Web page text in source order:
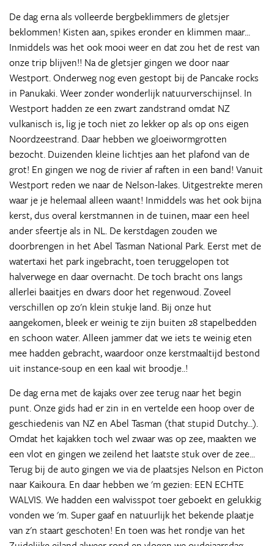
De dag erna als volleerde bergbeklimmers de gletsjer
beklommen! Kisten aan, spikes eronder en klimmen maar...
Inmiddels was het ook mooi weer en dat zou het de rest van
onze trip blijven!! Na de gletsjer gingen we door naar
Westport. Onderweg nog even gestopt bij de Pancake rocks
in Panukaki. Weer zonder wonderlijk natuurverschijnsel. In
Westport hadden ze een zwart zandstrand omdat NZ
vulkanisch is, lig je toch niet zo lekker op als op ons eigen
Noordzeestrand. Daar hebben we gloeiwormgrotten
bezocht. Duizenden kleine lichtjes aan het plafond van de
grot! En gingen we nog de rivier af raften in een band! Vanuit
Westport reden we naar de Nelson-lakes. Uitgestrekte meren
waar je je helemaal alleen waant! Inmiddels was het ook bijna
kerst, dus overal kerstmannen in de tuinen, maar een heel
ander sfeertje als in NL. De kerstdagen zouden we
doorbrengen in het Abel Tasman National Park. Eerst met de
watertaxi het park ingebracht, toen teruggelopen tot
halverwege en daar overnacht. De toch bracht ons langs
allerlei baaitjes en dwars door het regenwoud. Zoveel
verschillen op zo'n klein stukje land. Bij onze hut
aangekomen, bleek er weinig te zijn buiten 28 stapelbedden
en schoon water. Alleen jammer dat we iets te weinig eten
mee hadden gebracht, waardoor onze kerstmaaltijd bestond
uit instance-soup en een kaal wit broodje..!
De dag erna met de kajaks over zee terug naar het begin
punt. Onze gids had er zin in en vertelde een hoop over de
geschiedenis van NZ en Abel Tasman (that stupid Dutchy...).
Omdat het kajakken toch wel zwaar was op zee, maakten we
een vlot en gingen we zeilend het laatste stuk over de zee...
Terug bij de auto gingen we via de plaatsjes Nelson en Picton
naar Kaikoura. En daar hebben we 'm gezien: EEN ECHTE
WALVIS. We hadden een walvisspot toer geboekt en gelukkig
vonden we 'm. Super gaaf en natuurlijk het bekende plaatje
van z'n staart geschoten! En toen was het rondje van het